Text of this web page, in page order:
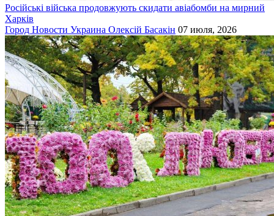
Російські війська продовжують скидати авіабомби на мирний
Харків
Город Новости Украина Олексій Басакін 07 июля, 2026